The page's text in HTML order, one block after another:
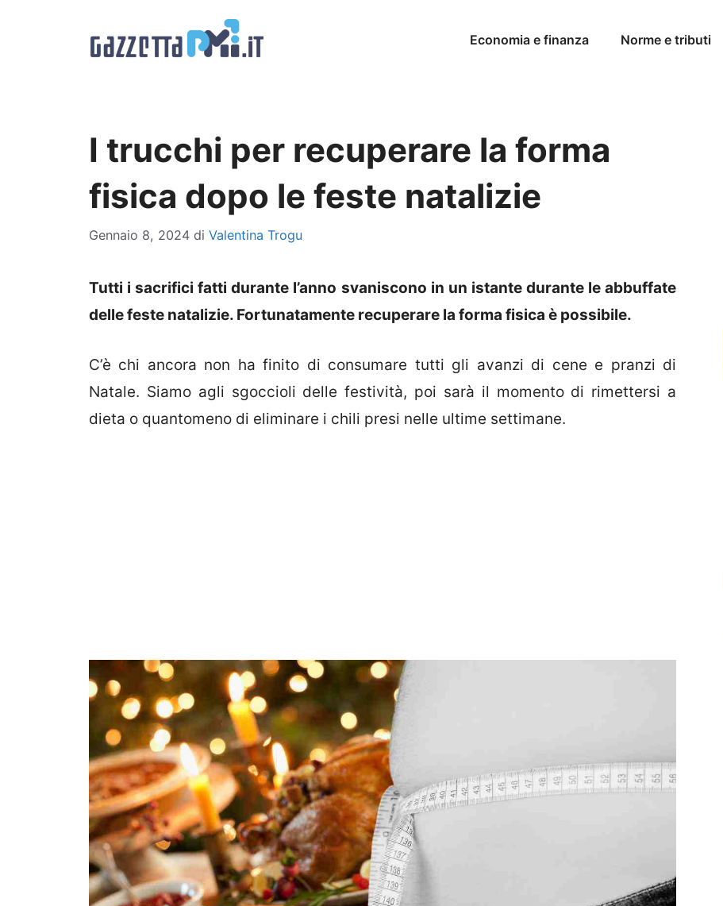
Economia e finanza Norme e tributi
I trucchi per recuperare la forma
fisica dopo le feste natalizie
Gennaio 8, 2024 di Valentina Trogu
Tutti i sacrifici fatti durante l’anno svaniscono in un istante durante le abbuffate
delle feste natalizie. Fortunatamente recuperare la forma fisica è possibile.
C’è chi ancora non ha finito di consumare tutti gli avanzi di cene e pranzi di
Natale. Siamo agli sgoccioli delle festività, poi sarà il momento di rimettersi a
dieta o quantomeno di eliminare i chili presi nelle ultime settimane.